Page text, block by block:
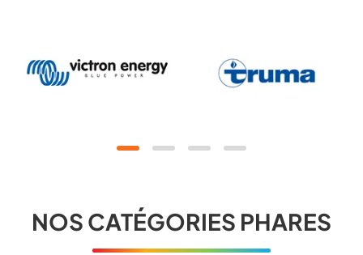
NOS CATÉGORIES PHARES